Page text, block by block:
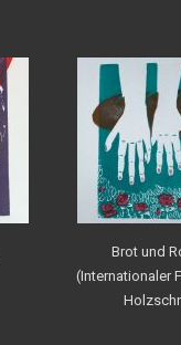
Brot und
(Internationaler